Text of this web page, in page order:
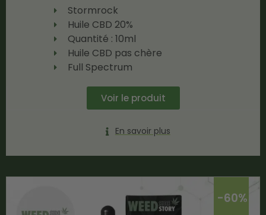
Stormrock
Huile CBD 20%
Quantité : 10ml
Huile CBD pas chère
Full Spectrum
Voir le produit
En savoir plus
-60%